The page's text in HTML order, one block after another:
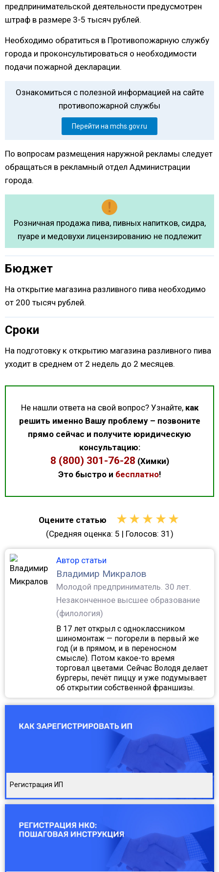
предпринимательской деятельности предусмотрен
штраф в размере 3-5 тысяч рублей.
Необходимо обратиться в Противопожарную службу
города и проконсультироваться о необходимости
подачи пожарной декларации.
Ознакомиться с полезной информацией на сайте
противопожарной службы
Перейти на mchs.gov.ru
По вопросам размещения наружной рекламы следует
обращаться в рекламный отдел Администрации
города.
Розничная продажа пива, пивных напитков, сидра,
пуаре и медовухи лицензированию не подлежит
Бюджет
На открытие магазина разливного пива необходимо
от 200 тысяч рублей.
Сроки
На подготовку к открытию магазина разливного пива
уходит в среднем от 2 недель до 2 месяцев.
Не нашли ответа на свой вопрос? Узнайте, как
решить именно Вашу проблему – позвоните
прямо сейчас и получите юридическую
консультацию:
8 (800) 301-76-28 (Химки)
Это быстро и бесплатно!
Оцените статью ★★ ★ ★★
(Средняя оценка: 5 | Голосов: 31 )
Автор статьи
Владимир Микралов
Молодой предприниматель. 30 лет.
Незаконченное высшее образование
(филология)
В 17 лет открыл с одноклассником
шиномонтаж — погорели в первый же
год (и в прямом, и в переносном
смысле). Потом какое-то время
торговал цветами. Сейчас Володя делает
бургеры, печёт пиццу и уже подумывает
об открытии собственной франшизы.
Регистрация ИП